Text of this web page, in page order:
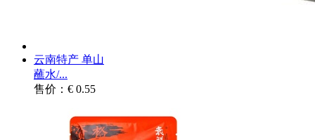
云南特产 单山
蘸水/...
售价：€ 0.55